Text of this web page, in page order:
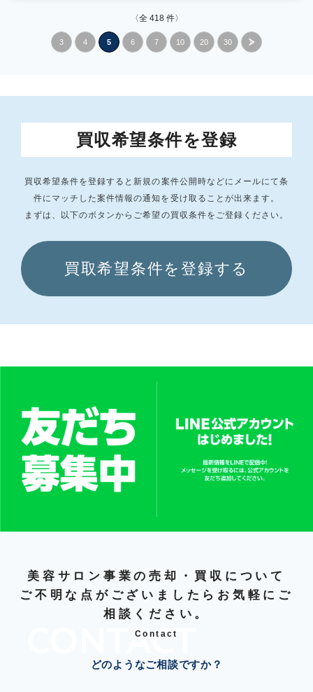
〈全 418件〉
3 4 5 6 7 10 20 30 »
買収希望条件を登録
買収希望条件を登録すると新規の案件公開時などにメールにて条
件にマッチした案件情報の通知を受け取ることが出来ます。
まずは、以下のボタンからご希望の買収条件をご登録ください。
買取希望条件を登録する
美容サロン事業の売却・買収について
ご不明な点がございましたらお気軽にご
相談ください。
Contact
どのようなご相談ですか？